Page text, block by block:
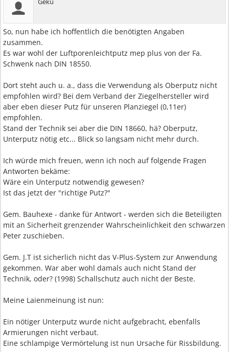
So, nun habe ich hoffentlich die benötigten Angaben
zusammen.
Es war wohl der Luftporenleichtputz mep plus von der Fa.
Schwenk nach DIN 18550.
Dort steht auch u. a., dass die Verwendung als Oberputz nicht
empfohlen wird? Bei dem Verband der Ziegelhersteller wird
aber eben dieser Putz für unseren Planziegel (0,11er)
empfohlen.
Stand der Technik sei aber die DIN 18660, hä? Oberputz,
Unterputz nötig etc... Blick so langsam nicht mehr durch.
Ich würde mich freuen, wenn ich noch auf folgende Fragen
Antworten bekäme:
Wäre ein Unterputz notwendig gewesen?
Ist das jetzt der "richtige Putz?"
Gem. Bauhexe - danke für Antwort - werden sich die Beteiligten
mit an Sicherheit grenzender Wahrscheinlichkeit den schwarzen
Peter zuschieben.
Gem. J.T ist sicherlich nicht das V-Plus-System zur Anwendung
gekommen. War aber wohl damals auch nicht Stand der
Technik, oder? (1998) Schallschutz auch nicht der Beste.
Meine Laienmeinung ist nun:
Ein nötiger Unterputz wurde nicht aufgebracht, ebenfalls
Armierungen nicht verbaut.
Eine schlampige Vermörtelung ist nun Ursache für Rissbildung.